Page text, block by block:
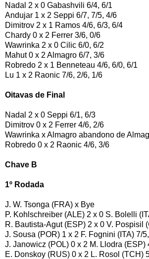
Nadal 2 x 0 Gabashvili 6/4, 6/1
Andujar 1 x 2 Seppi 6/7, 7/5, 4/6
Dimitrov 2 x 1 Ramos 4/6, 6/3, 6/4
Chardy 0 x 2 Ferrer 3/6, 0/6
Wawrinka 2 x 0 Cilic 6/0, 6/2
Mahut 0 x 2 Almagro 6/7, 3/6
Robredo 2 x 1 Benneteau 4/6, 6/0, 6/1
Lu 1 x 2 Raonic 7/6, 2/6, 1/6
Oitavas de Final
Nadal 2 x 0 Seppi 6/1, 6/3
Dimitrov 0 x 2 Ferrer 4/6, 2/6
Wawrinka x Almagro abandono de
Robredo 0 x 2 Raonic 4/6, 3/6
Chave B
1º Rodada
J. W. Tsonga (FRA) x Bye
P. Kohlschreiber (ALE) 2 x 0 S. Bolelli
R. Bautista-Agut (ESP) 2 x 0 V. Pospisil
J. Sousa (POR) 1 x 2 F. Fognini (ITA) 7/
J. Janowicz (POL) 0 x 2 M. Llodra (ESP)
E. Donskoy (RUS) 0 x 2 L. Rosol (TCH)